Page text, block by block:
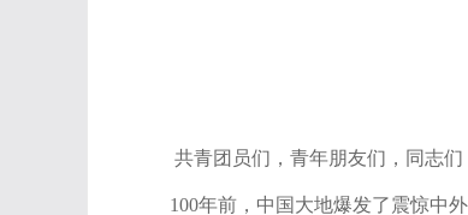
共青团员们，青年朋友们，同志们
100年前，中国大地爆发了震惊中